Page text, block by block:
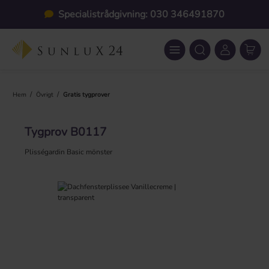
Hoppa till huvudinnehållSpecialistrådgivning: 030 346491870
Hem / Övrigt / Gratis tygprover
Tygprov B0117
Plisségardin Basic mönster
Hoppa över bildgalleri